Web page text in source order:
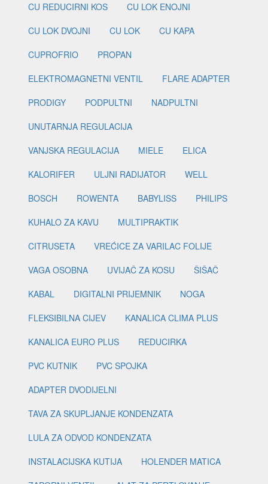
CU REDUCIRNI KOS
CU LOK ENOJNI
CU LOK DVOJNI
CU LOK
CU KAPA
CUPROFRIO
PROPAN
ELEKTROMAGNETNI VENTIL
FLARE ADAPTER
PRODIGY
PODPULTNI
NADPULTNI
UNUTARNJA REGULACIJA
VANJSKA REGULACIJA
MIELE
ELICA
KALORIFER
ULJNI RADIJATOR
WELL
BOSCH
ROWENTA BABYLISS
PHILIPS
KUHALO ZA KAVU
MULTIPRAKTIK
CITRUSETA
VREĆICE ZA VARILAC FOLIJE
VAGA OSOBNA
UVIJAČ ZA KOSU
ŠIŠAČ
KABAL
DIGITALNI PRIJEMNIK
NOGA
FLEKSIBILNA CIJEV
KANALICA CLIMA PLUS
KANALICA EURO PLUS
REDUCIRKA
PVC KUTNIK
PVC SPOJKA
ADAPTER DVODIJELNI
TAVA ZA SKUPLJANJE KONDENZATA
LULA ZA ODVOD KONDENZATA
INSTALACIJSKA KUTIJA
HOLENDER MATICA